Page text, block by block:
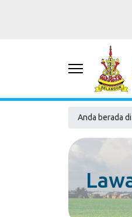
Anda berada